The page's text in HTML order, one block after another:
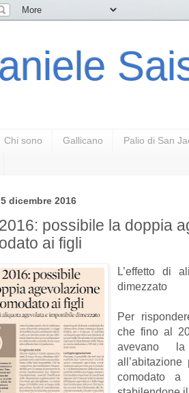
Chi sono Gallicano Palio di San
dicembre 2016
possibile la doppia
ai figli
L’effetto di
dimezzato
Per
che fino al
avevano
comodato